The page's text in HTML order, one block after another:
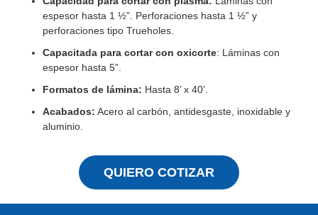
espesor hasta 1 ½”. Perforaciones hasta 1 ½” y
perforaciones tipo Trueholes.
Capacitada para cortar con oxicorte: Láminas con
espesor hasta 5”.
Formatos de lámina: Hasta 8’ x 40’.
Acabados: Acero al carbón, antidesgaste, inoxidable y
aluminio.
QUIERO COTIZAR